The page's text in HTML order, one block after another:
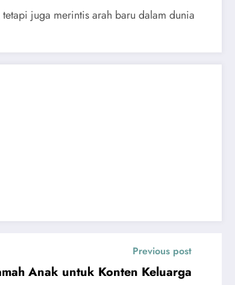
juga merintis arah baru dalam dunia
Previous post
Anak untuk Konten Keluarga